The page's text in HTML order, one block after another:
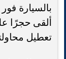
بالسيارة
ألقى حجرًا
تعطيل